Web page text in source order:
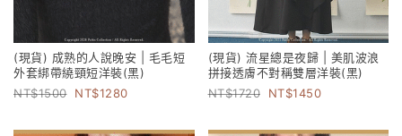
(現貨) 成熟的人說晚安 | 毛毛短
外套綁帶繞頸短洋裝(黑)
1500
1280
(現貨) 流星總是夜歸 | 美肌波浪
拼接透膚不對稱雙層洋裝(黑)
1720
1450